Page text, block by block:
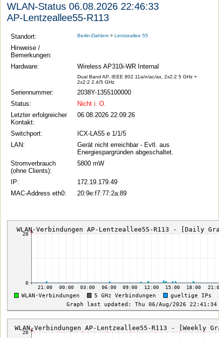
Universität
zu
Berlin
Computer-
und
WLAN-Status 06.08.2026 22:46:33
AP-Lentzeallee55-R113
Standort: Berlin-Dahlem >Lentzeallee 55
Hinweise /
Bemerkungen:
Hardware:
Wireless AP310i-WR Internal
Dual Band AP, IEEE 802.11a/n/ac/ax, 2x2:2 5 GHz +
2x2:2 2.4/5 GHz
Seriennummer:
2038Y-1355100000
Status:
Nicht i. O.
Letzter erfolgreicher
Kontakt:
06.08.2026 22:09:26
Switchport:
ICX-LA55 e 1/1/5
LAN:
Gerät nicht erreichbar - Evtl. aus
Energiespargründen abgeschaltet.
Stromverbrauch
(ohne Clients):
5800 mW
IP:
172.19.179.49
MAC-Address eth0:
20:9e:f7:77:2a:89